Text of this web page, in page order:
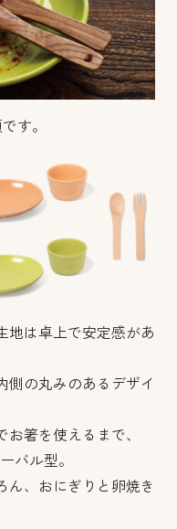
す。
地は卓上で安定感があ
側の丸みのあるデザイ
箸を使えるまで、
バル型。
ん、おにぎりと卵焼き